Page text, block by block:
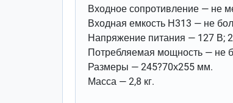
Входное сопротивление — не
Входная емкость Н313 — не
Напряжение питания — 127 В;
Потребляемая мощность — не
Размеры — 245?70х255 мм.
Масса — 2,8 кг.